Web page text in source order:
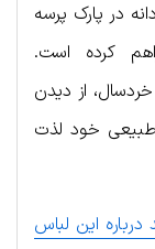
در پارک پرسه
کرده است.
از دیدن
طبیعی خود لذت
این لباس